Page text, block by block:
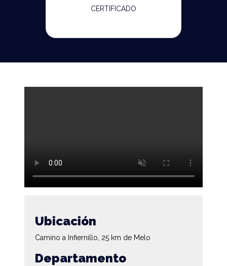
CERTIFICADO
Ubicación
Camino a Infiernillo, 25 km de Melo
Departamento